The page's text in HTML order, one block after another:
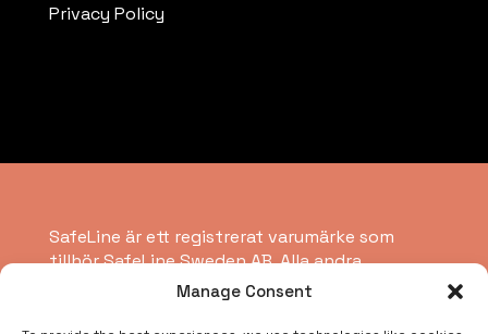
Manage Consent
Privacy Policy
SafeLine är ett registrerat varumärke som
tillhör SafeLine Sweden AB. Alla andra
varumärken, servicemärken, registrerade
varumärken eller registrerade servicemärken